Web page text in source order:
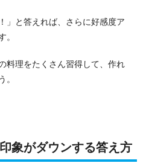
」と答えれば、さらに好感度ア
。
料理をたくさん習得して、作れ
。
象がダウンする答え方